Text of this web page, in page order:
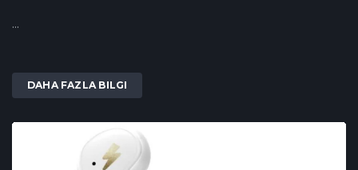
...
DAHA FAZLA BILGI